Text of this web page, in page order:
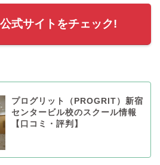
式サイトをチェック!
プログリット（PROGRIT）新宿
センタービル校のスクール情報
【口コミ・評判】